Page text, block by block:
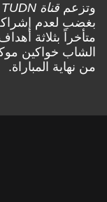
وتزعم قناة TUDN
بغضب لعدم
متأخراً بثلاثة
من نهاية المباراة.